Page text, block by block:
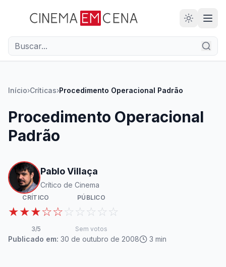
28
ANOS
Início›Críticas›Procedimento Operacional Padrão
Procedimento Operacional
Padrão
Pablo Villaça
Crítico de Cinema
CRÍTICO
★★★☆☆
3/5
PÚBLICO
☆☆☆☆☆
Sem votos
Publicado em: 30 de outubro de 2008 3 min